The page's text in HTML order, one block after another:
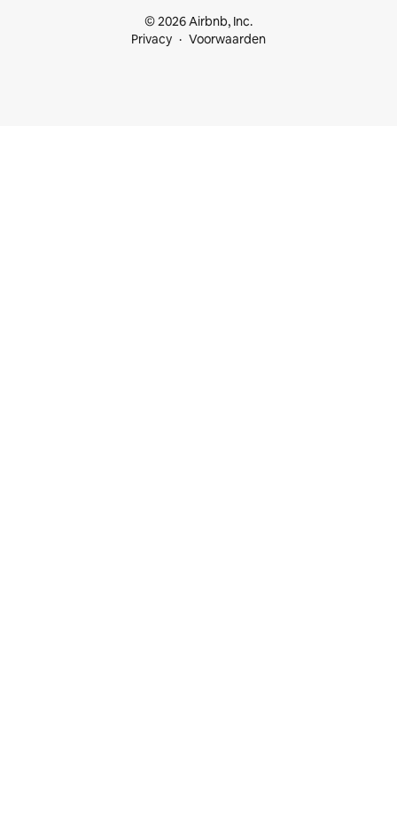
© 2026 Airbnb, Inc.
Privacy
Voorwaarden